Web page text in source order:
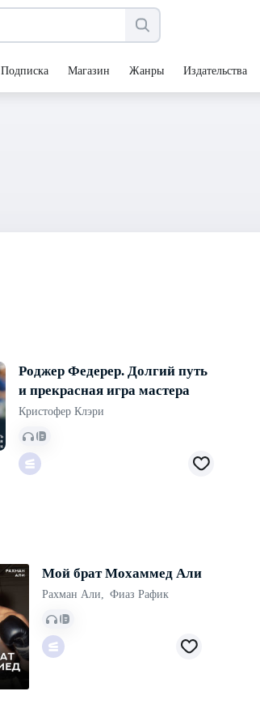
Подписка Магазин Жанры Издательства
Роджер Федерер. Долгий путь
и прекрасная игра мастера
Кристофер Клэри
Мой брат Мохаммед Али
Рахман Али, Фиаз Рафик